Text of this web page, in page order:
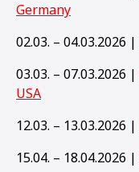
Germany
02.03. – 04.03.2026 |
03.03. – 07.03.2026 |
USA
12.03. – 13.03.2026 |
15.04. – 18.04.2026 |